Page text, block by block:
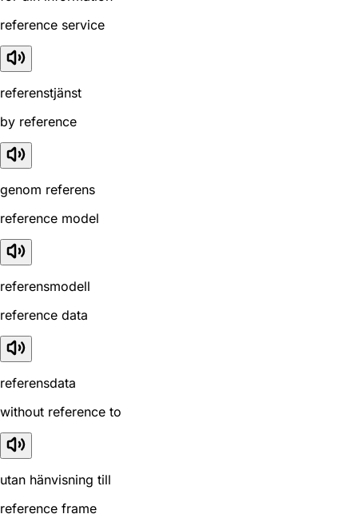
reference service
referenstjänst
by reference
genom referens
reference model
referensmodell
reference data
referensdata
without reference to
utan hänvisning till
reference frame